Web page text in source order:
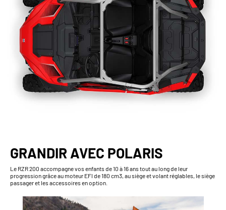
GRANDIR AVEC POLARIS
Le RZR 200 accompagne vos enfants de 10 à 16 ans tout au long de leur
progression grâce au moteur EFI de 180 cm3, au siège et volant réglables, le siège
passager et les accessoires en option.